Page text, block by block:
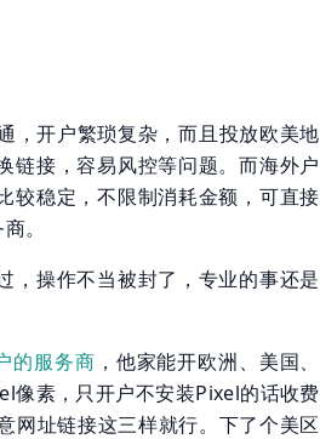
，开户繁琐复杂，而且投放欧美地
链接，容易风控等问题。而海外户
较稳定，不限制消耗金额，可直接
。
，操作不当被封了，专业的事还是
的服务商 ，他家能开欧洲、美国、
像素，只开户不安装Pixel的话收费
网址链接这三样就行。下了个美区